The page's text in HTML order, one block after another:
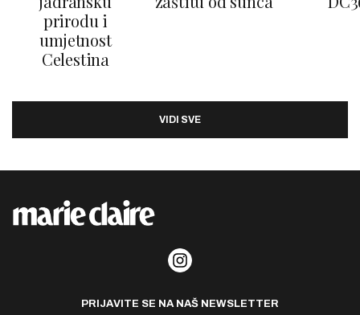
prirodu i
umjetnost
Celestina
VIDI SVE
PRIJAVITE SE NA NAŠ NEWSLETTER